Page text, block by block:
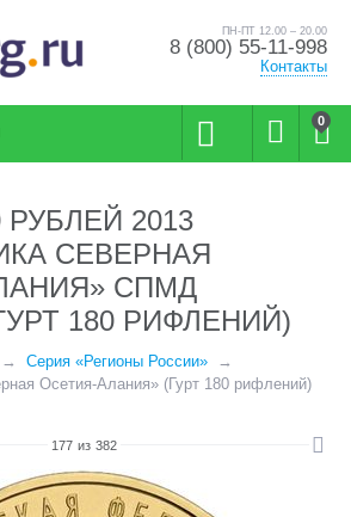
ПН-ПТ 12.00 – 20.00
8 (800) 55-11-998
Контакты
0
2013
СЕВЕРНАЯ
СПМД
180 РИФЛЕНИЙ)
Серия «Регионы России»
Осетия-Алания» (Гурт 180 рифлений)
177 из 382